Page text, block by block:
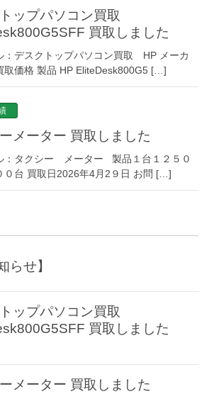
買取しました
：デスクトップパソコン買取 HP メーカ
取価格 製品 HP EliteDesk800G5 […]
ーメーター 買取しました
：タクシー メーター 製品１台１２５０
台 買取日2026年4月2９日 お問 […]
らせ】
ップパソコン買取
買取しました
メーター 買取しました